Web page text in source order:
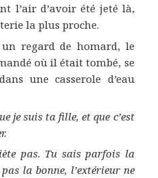
l’air d’avoir été jeté là,
la plus proche.
regard de homard, le
où il était tombé, se
une casserole d’eau
je suis ta fille, et que c’est
pas. Tu sais parfois la
la bonne, l’extérieur ne